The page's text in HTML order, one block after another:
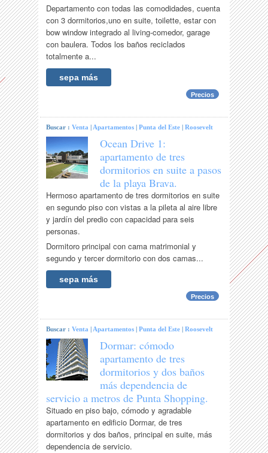
Departamento con todas las comodidades, cuenta
con 3 dormitorios,uno en suite, toilette, estar con
bow window integrado al living-comedor, garage
con baulera. Todos los baños reciclados
totalmente a...
sepa más
Precios
Buscar :Venta | Apartamentos |Punta del Este |Roosevelt
Ocean Drive 1:
apartamento de tres
dormitorios en suite a pasos
de la playa Brava.
Hermoso apartamento de tres dormitorios en suite
en segundo piso con vistas a la pileta al aire libre
y jardín del predio con capacidad para seis
personas.
Dormitoro principal con cama matrimonial y
segundo y tercer dormitorio con dos camas...
sepa más
Precios
Buscar :Venta | Apartamentos |Punta del Este |Roosevelt
Dormar: cómodo
apartamento de tres
dormitorios y dos baños
más dependencia de
servicio a metros de Punta Shopping.
Situado en piso bajo, cómodo y agradable
apartamento en edificio Dormar, de tres
dormitorios y dos baños, principal en suite, más
dependencia de servicio.